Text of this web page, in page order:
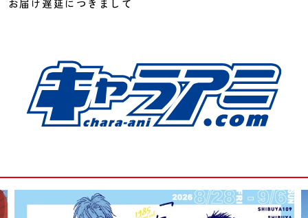
お届け遅延につきまして